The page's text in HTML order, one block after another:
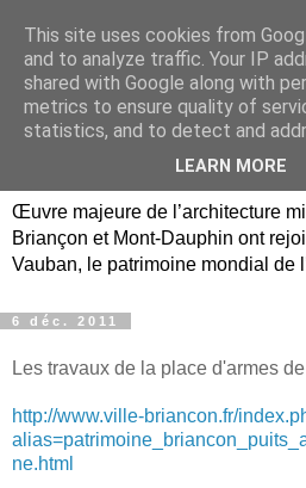
Briançon,
Vauban
Œuvre majeure de l’architecture
Briançon et Mont-Dauphin ont
Vauban, le patrimoine mondial de
6 déc. 2011
Les travaux de la place d'armes
http://www.ville-briancon.fr/
ne.html
This site uses cookies from
and to analyze traffic. Your IP
shared with Google along with
metrics to ensure quality of
statistics, and to detect and
LEARN MORE